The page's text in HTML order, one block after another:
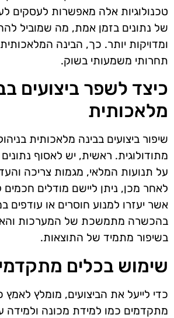
טכנולוגיות אלה מאפשרות לעסקים
של נתונים בזמן אמת, מה שמוביל
ומדויקות יותר. כך, הבינה
תחרותי משמעותי בשוק.
כיצד לשפר ביצועים
מלאכותית
שיפור ביצועים בבינה מלאכותית
מתודולוגית. ראשית, יש לאסוף נתונים
על תנועות המלאי, מגמות צריכה
לאחר מכן, ניתן ליישם מודלים חכמים
אשר יעזרו למנוע חוסרים או עודפים
בהכשרה מתמשכת של המערכות
בשיפור מתמיד של התוצאות.
שימוש בכלים
כדי לייעל את הביצועים, מומלץ לאמץ
מתקדמים כמו למידת מכונה ולמידה